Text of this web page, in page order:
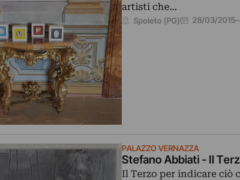
artisti che…
Spoleto (PG) 28/03/2015–
PALAZZO VERNAZZA
Stefano Abbiati - Il
Il Terzo per indicare ciò